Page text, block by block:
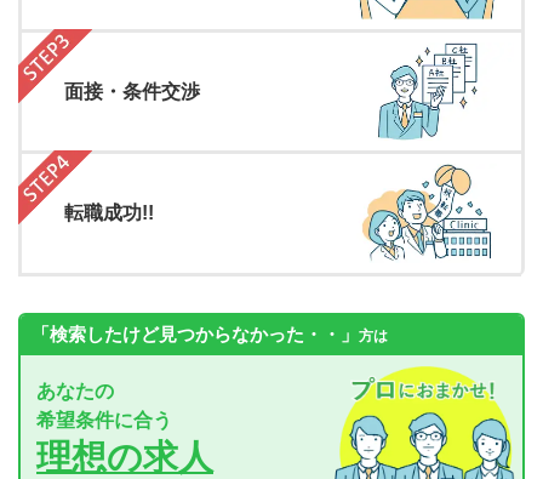
面接・条件交渉
転職成功!!
「検索したけど見つからなかった・・」 方は
あなたの
希望条件に合う
理想の求人